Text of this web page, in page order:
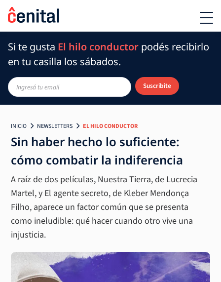
Si te gusta El hilo conductor podés recibirlo
en tu casilla los sábados.
Suscribite
INICIO NEWSLETTERS EL HILO CONDUCTOR
Sin haber hecho lo suficiente:
cómo combatir la indiferencia
A raíz de dos películas, Nuestra Tierra, de Lucrecia
Martel, y El agente secreto, de Kleber Mendonça
Filho, aparece un factor común que se presenta
como ineludible: qué hacer cuando otro vive una
injusticia.